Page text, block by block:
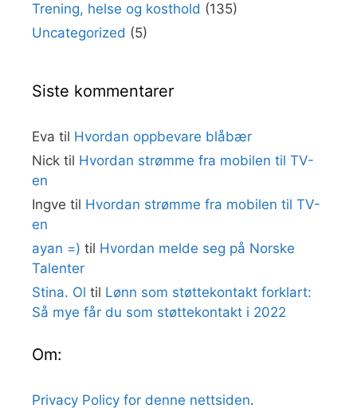
Trening, helse og kosthold (135)
Uncategorized (5)
Siste kommentarer
Eva til Hvordan oppbevare blåbær
Nick til Hvordan strømme fra mobilen til TV-
en
Ingve til Hvordan strømme fra mobilen til TV-
en
ayan =) til Hvordan melde seg på Norske
Talenter
Stina. Ol til Lønn som støttekontakt forklart:
Så mye får du som støttekontakt i 2022
Om:
Privacy Policy for denne nettsiden.